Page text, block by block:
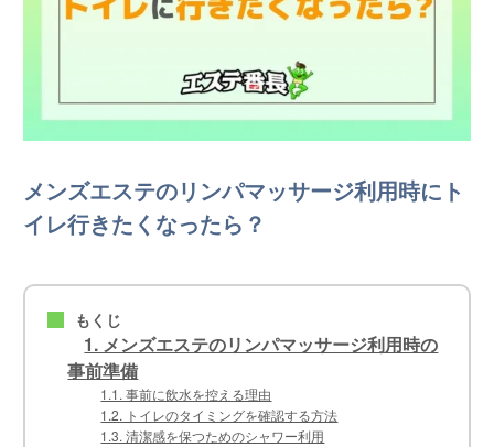
メンズエステのリンパマッサージ利用時にト
イレ行きたくなったら？
■ もくじ
1. メンズエステのリンパマッサージ利用時の
事前準備
1.1. 事前に飲水を控える理由
1.2. トイレのタイミングを確認する方法
1.3. 清潔感を保つためのシャワー利用